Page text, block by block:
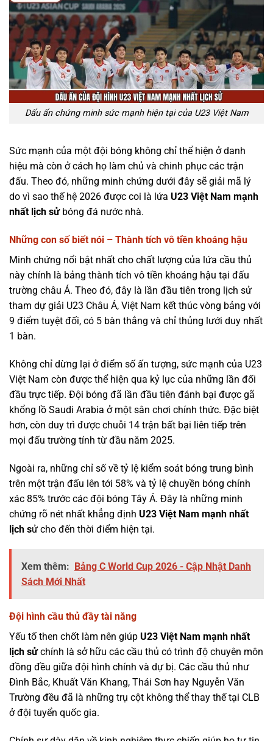
Dấu ấn chứng minh sức mạnh hiện tại của U23 Việt Nam
Sức mạnh của một đội bóng không chỉ thể hiện ở danh
hiệu mà còn ở cách họ làm chủ và chinh phục các trận
đấu. Theo đó, những minh chứng dưới đây sẽ giải mã lý
do vì sao thế hệ 2026 được coi là lứa U23 Việt Nam mạnh
nhất lịch sử bóng đá nước nhà.
Những con số biết nói – Thành tích vô tiền khoáng hậu
Minh chứng nổi bật nhất cho chất lượng của lứa cầu thủ
này chính là bảng thành tích vô tiền khoáng hậu tại đấu
trường châu Á. Theo đó, đây là lần đầu tiên trong lịch sử
tham dự giải U23 Châu Á, Việt Nam kết thúc vòng bảng với
9 điểm tuyệt đối, có 5 bàn thắng và chỉ thủng lưới duy nhất
1 bàn.
Không chỉ dừng lại ở điểm số ấn tượng, sức mạnh của U23
Việt Nam còn được thể hiện qua kỷ lục của những lần đối
đầu trực tiếp. Đội bóng đã lần đầu tiên đánh bại được gã
khổng lồ Saudi Arabia ở một sân chơi chính thức. Đặc biệt
hơn, còn duy trì được chuỗi 14 trận bất bại liên tiếp trên
mọi đấu trường tính từ đầu năm 2025.
Ngoài ra, những chỉ số về tỷ lệ kiểm soát bóng trung bình
trên một trận đấu lên tới 58% và tỷ lệ chuyền bóng chính
xác 85% trước các đội bóng Tây Á. Đây là những minh
chứng rõ nét nhất khẳng định U23 Việt Nam mạnh nhất
lịch sử cho đến thời điểm hiện tại.
Xem thêm:
Bảng C World Cup 2026 - Cập Nhật Danh
Sách Mới Nhất
Đội hình cầu thủ đầy tài năng
Yếu tố then chốt làm nên giúp U23 Việt Nam mạnh nhất
lịch sửchính là sở hữu các cầu thủ có trình độ chuyên môn
đồng đều giữa đội hình chính và dự bị. Các cầu thủ như
Đình Bắc, Khuất Văn Khang, Thái Sơn hay Nguyễn Văn
Trường đều đã là những trụ cột không thể thay thế tại CLB
ở đội tuyển quốc gia.